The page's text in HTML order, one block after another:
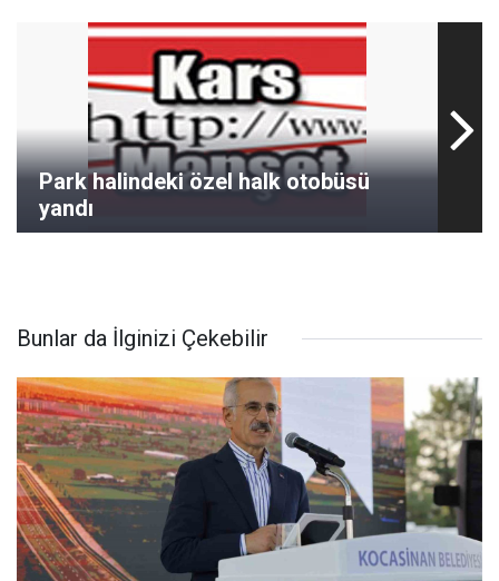
Park halindeki özel halk otobüsü
yandı
Bunlar da İlginizi Çekebilir